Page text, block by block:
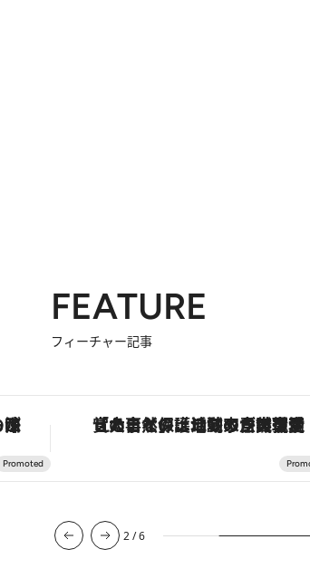
FEATURE
フィーチャー記事
呼ぶ郷土の味 「大事なのは地域の意識を変えること」。ロレックス賞受賞の自然保護活動家が実現させたナイジェリアの自然環境の復活
2/6